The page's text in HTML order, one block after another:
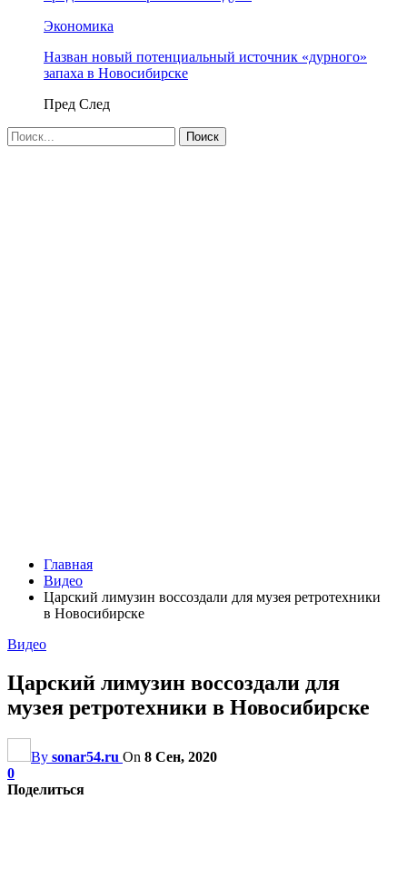
Экономика
Назван новый потенциальный источник «дурного»
запаха в Новосибирске
Пред След
Главная
Видео
Царский лимузин воссоздали для музея ретротехники
в Новосибирске
Видео
Царский лимузин воссоздали для
музея ретротехники в Новосибирске
By sonar54.ru On 8 Сен, 2020
0
Поделиться